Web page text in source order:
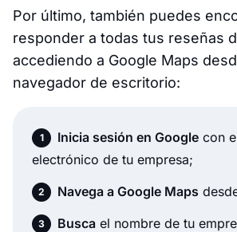
Por último, también puedes
responder a todas tus reseñas
accediendo a Google Maps
navegador de escritorio:
Inicia sesión en Google con
electrónico de tu empresa;
Navega a Google Maps
Busca el nombre de tu